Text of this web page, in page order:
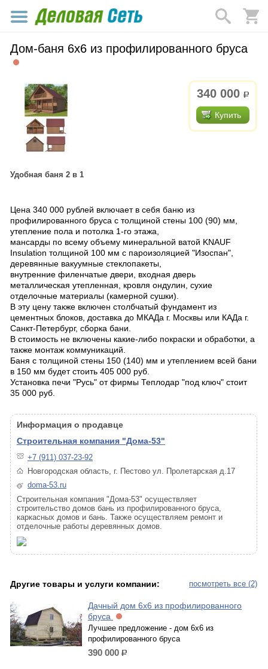
Дом-баня 6х6 из профилированного бруса
340 000 р.
Купить
Удобная баня 2 в 1
Цена 340 000 рублей включает в себя баню из
профилированного бруса с толщиной стены 100 (90) мм,
утепление пола и потолка 1-го этажа,
мансарды по всему объему минеральной ватой KNAUF
Insulation толщиной 100 мм с пароизоляцией "Изоспан",
деревянные вакуумные стеклопакеты,
внутренние филенчатые двери, входная дверь
металлическая утепленная, кровля ондулин, сухие
отделочные материалы (камерной сушки).
В эту цену также включен столбчатый фундамент из
цементных блоков, доставка до МКАДа г. Москвы или КАДа г.
Санкт-Петербург, сборка бани.
В стоимость не включены какие-либо покраски и обработки, а
также монтаж коммуникаций.
Баня с толщиной стены 150 (140) мм и утеплением всей бани
в 150 мм будет стоить 405 000 руб.
Установка печи "Русь" от фирмы Теплодар "под ключ" стоит
35 000 руб.
Информация о продавце
Строительная компания "Дома-53"
+7 (911) 037-23-92
Новгородская область, г. Пестово ул. Пролетарская д.17
doma-53.ru
Строительная компания "Дома-53" осуществляет
строительство домов бань из профилированного бруса,
каркасных домов и бань. Также осуществляем ремонт и
отделочные работы деревянных домов.
посмотреть все (2)
Другие товары и услуги компании:
Дачный дом 6х6 из профилированного
бруса
Лучшее предложение - дом 6х6 из
профилированного бруса
390 000 р.